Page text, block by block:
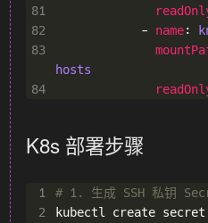
81
82
            -
name:
83
hosts
84
K8s 部署步骤
1
# 1. 生成 SSH 私钥
2
kubectl create